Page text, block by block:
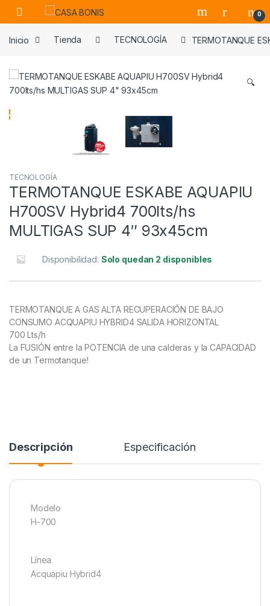
Skip to navigation
Skip to content
0
Inicio Tienda TECNOLOGÍA TERMOTANQUE
🔍
TECNOLOGÍA
TERMOTANQUE ESKABE AQUAPIU
H700SV Hybrid4 700lts/hs
MULTIGAS SUP 4″ 93x45cm
Disponibilidad: Solo quedan 2 disponibles
TERMOTANQUE A GAS ALTA RECUPERACIÓN DE BAJO
CONSUMO ACQUAPIU HYBRID4 SALIDA HORIZONTAL
700 Lts/h
La FUSIÓN entre la POTENCIA de una calderas y la CAPACIDAD
de un Termotanque!
Descripción Especificación
Modelo
H-700
Línea
Acquapiu Hybrid4